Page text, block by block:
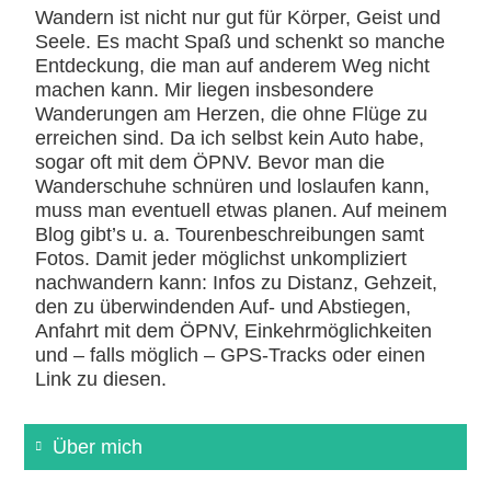
Wandern ist nicht nur gut für Körper, Geist und
Seele. Es macht Spaß und schenkt so manche
Entdeckung, die man auf anderem Weg nicht
machen kann. Mir liegen insbesondere
Wanderungen am Herzen, die ohne Flüge zu
erreichen sind. Da ich selbst kein Auto habe,
sogar oft mit dem ÖPNV. Bevor man die
Wanderschuhe schnüren und loslaufen kann,
muss man eventuell etwas planen. Auf meinem
Blog gibt’s u. a. Tourenbeschreibungen samt
Fotos. Damit jeder möglichst unkompliziert
nachwandern kann: Infos zu Distanz, Gehzeit,
den zu überwindenden Auf- und Abstiegen,
Anfahrt mit dem ÖPNV, Einkehrmöglichkeiten
und – falls möglich – GPS-Tracks oder einen
Link zu diesen.
Über mich